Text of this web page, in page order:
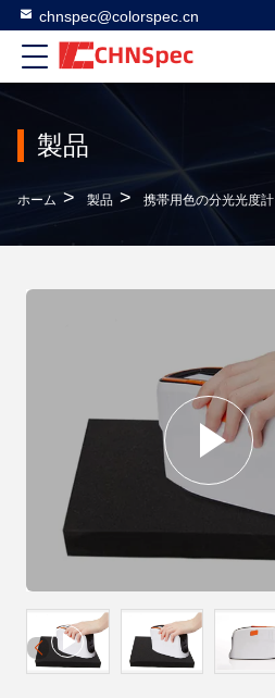
chnspec@colorspec.cn
製品
ホーム > 製品 > 携帯用色の分光光度計